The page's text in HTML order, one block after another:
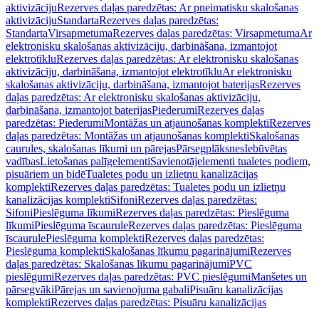
aktivizācijuRezerves daļas paredzētas: Ar pneimatisku skalošanas
aktivizācijuStandartaRezerves daļas paredzētas:
StandartaVirsapmetumaRezerves daļas paredzētas: VirsapmetumaAr
elektronisku skalošanas aktivizāciju, darbināšana, izmantojot
elektrotīkluRezerves daļas paredzētas: Ar elektronisku skalošanas
aktivizāciju, darbināšana, izmantojot elektrotīkluAr elektronisku
skalošanas aktivizāciju, darbināšana, izmantojot baterijasRezerves
daļas paredzētas: Ar elektronisku skalošanas aktivizāciju,
darbināšana, izmantojot baterijasPiederumiRezerves daļas
paredzētas: PiederumiMontāžas un atjaunošanas komplektiRezerves
daļas paredzētas: Montāžas un atjaunošanas komplektiSkalošanas
caurules, skalošanas līkumi un pārejasPārsegplāksnesIebūvētas
vadībasLietošanas palīgelementiSavienotājelementi tualetes podiem,
pisuāriem un bidēTualetes podu un izlietņu kanalizācijas
komplektiRezerves daļas paredzētas: Tualetes podu un izlietņu
kanalizācijas komplektiSifoniRezerves daļas paredzētas:
SifoniPieslēguma līkumiRezerves daļas paredzētas: Pieslēguma
līkumiPieslēguma īscauruleRezerves daļas paredzētas: Pieslēguma
īscaurulePieslēguma komplektiRezerves daļas paredzētas:
Pieslēguma komplektiSkalošanas līkumu pagarinājumiRezerves
daļas paredzētas: Skalošanas līkumu pagarinājumiPVC
pieslēgumiRezerves daļas paredzētas: PVC pieslēgumiManšetes un
pārsegvākiPārejas un savienojuma gabaliPisuāru kanalizācijas
komplektiRezerves daļas paredzētas: Pisuāru kanalizācijas